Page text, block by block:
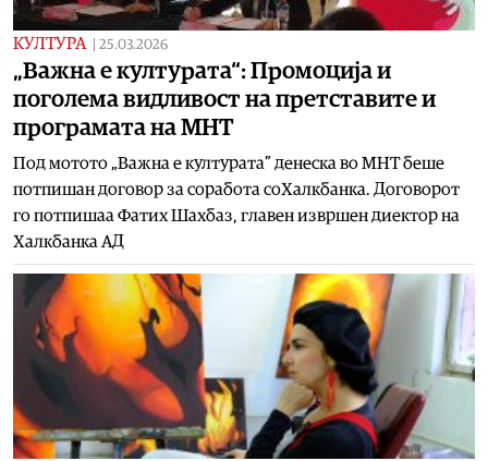
КУЛТУРА 25.03.2026
„Важна е културата“: Промоција и
поголема видливост на претставите и
програмата на МНТ
Под мотото „Важна е културата” денеска во МНТ беше
потпишан договор за соработа соХалкбанка. Договорот
го потпишаа Фатих Шахбаз, главен извршен диектор на
Халкбанка АД